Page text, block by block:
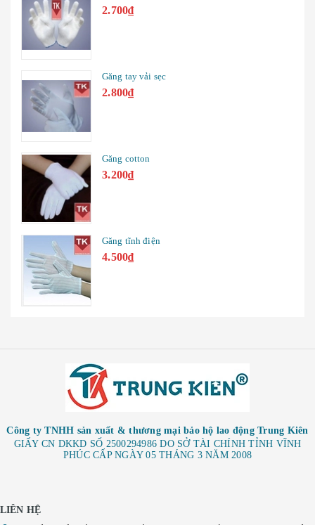
2.500₫
Găng tay vải
4.000₫
Nút tai chống ồn
2.000₫
Áo khoác mùa đông
400.000₫
Công ty TNHH sản xuất & thương mại bảo hộ lao động Trung Kiên
GIẤY CN DKKD SỐ 2500294986 DO SỞ TÀI CHÍNH TỈNH VĨNH
PHÚC CẤP NGÀY 05 THÁNG 3 NĂM 2008
LIÊN HỆ